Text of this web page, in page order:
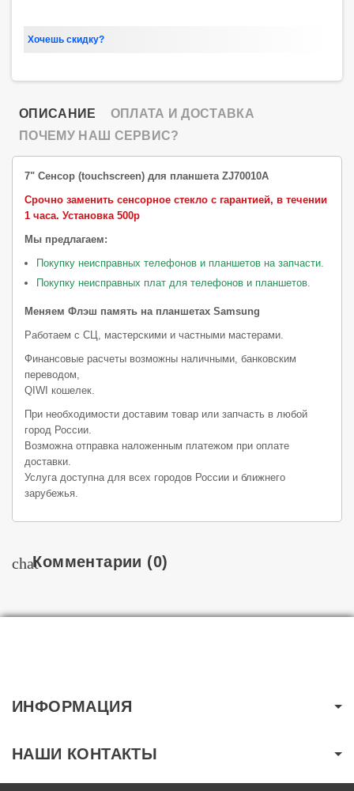
Хочешь скидку?
ОПИСАНИЕ
ОПЛАТА И ДОСТАВКА
ПОЧЕМУ НАШ СЕРВИС?
7" Сенсор (touchscreen) для планшета ZJ70010A
Срочно заменить сенсорное стекло с гарантией, в течении
1 часа. Установка 500р
Мы предлагаем:
Покупку неисправных телефонов и планшетов на запчасти.
Покупку неисправных плат для телефонов и планшетов.
Меняем Флэш память на планшетах Samsung
Работаем с СЦ, мастерскими и частными мастерами.
Финансовые расчеты возможны наличными, банковским
переводом,
QIWI кошелек.
При необходимости доставим товар или запчасть в любой
город России.
Возможна отправка наложенным платежом при оплате
доставки.
Услуга доступна для всех городов России и ближнего
зарубежья.
chatКомментарии (0)
ИНФОРМАЦИЯ
НАШИ КОНТАКТЫ